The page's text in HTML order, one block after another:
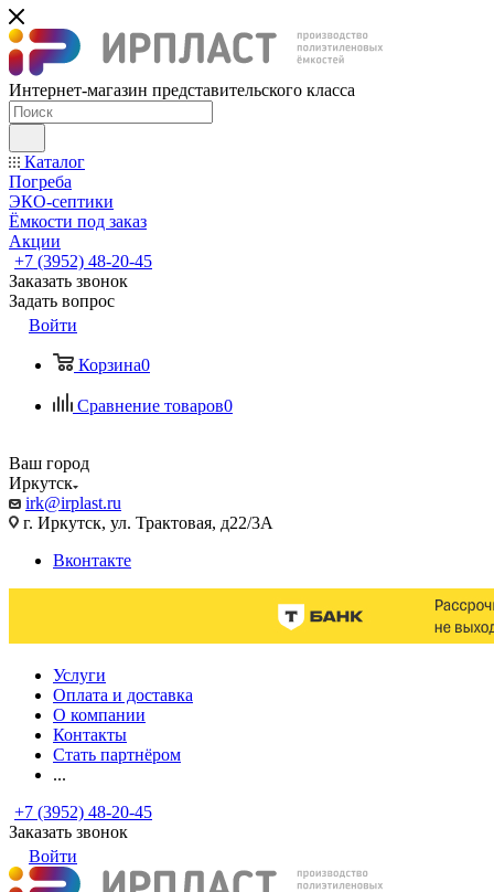
Интернет-магазин представительского класса
Каталог
Погреба
ЭКО-септики
Ёмкости под заказ
Акции
+7 (3952) 48-20-45
Заказать звонок
Задать вопрос
Войти
Корзина0
Сравнение товаров0
Ваш город
Иркутск
irk@irplast.ru
г. Иркутск, ул. Трактовая, д22/3А
Вконтакте
Услуги
Оплата и доставка
О компании
Контакты
Стать партнёром
...
+7 (3952) 48-20-45
Заказать звонок
Войти